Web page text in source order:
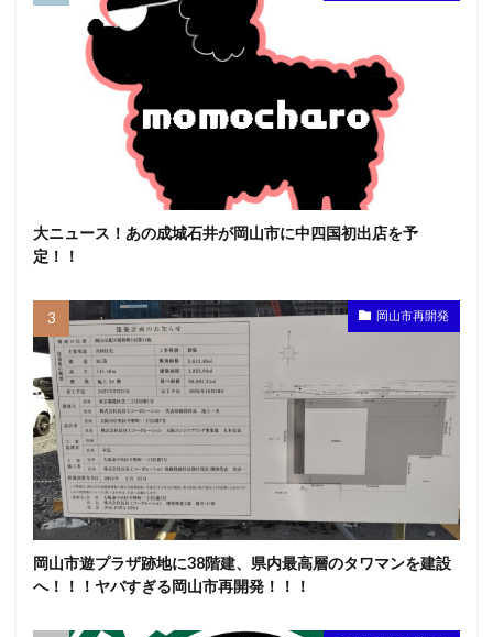
大ニュース！あの成城石井が岡山市に中四国初出店を予
定！！
岡山市再開発
岡山市遊プラザ跡地に38階建、県内最高層のタワマンを建設
へ！！！ヤバすぎる岡山市再開発！！！